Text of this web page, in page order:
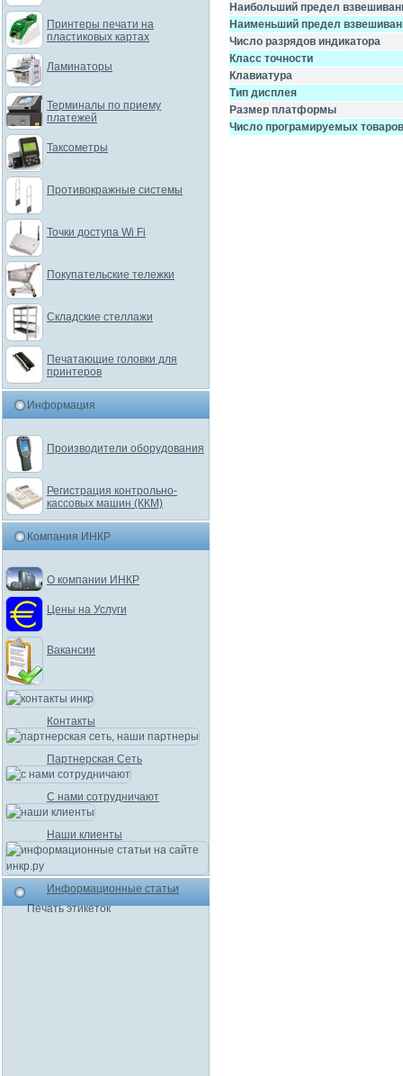
Наибольший предел
Наименьший предел
Число разрядов индикатора
Класс точности
Клавиатура
Тип дисплея
Размер платформы
Число програмируемых товаров
Принтеры печати на
пластиковых картах
Ламинаторы
Терминалы по приему
платежей
Таксометры
Противокражные системы
Точки доступа Wi Fi
Покупательские тележки
Складские стеллажи
Печатающие головки для
принтеров
Информация
Производители оборудования
Регистрация контрольно-
кассовых машин (ККМ)
Компания ИНКР
О компании ИНКР
Цены на Услуги
Вакансии
Контакты
Партнерская Сеть
С нами сотрудничают
Наши клиенты
Информационные статьи
Печать этикеток